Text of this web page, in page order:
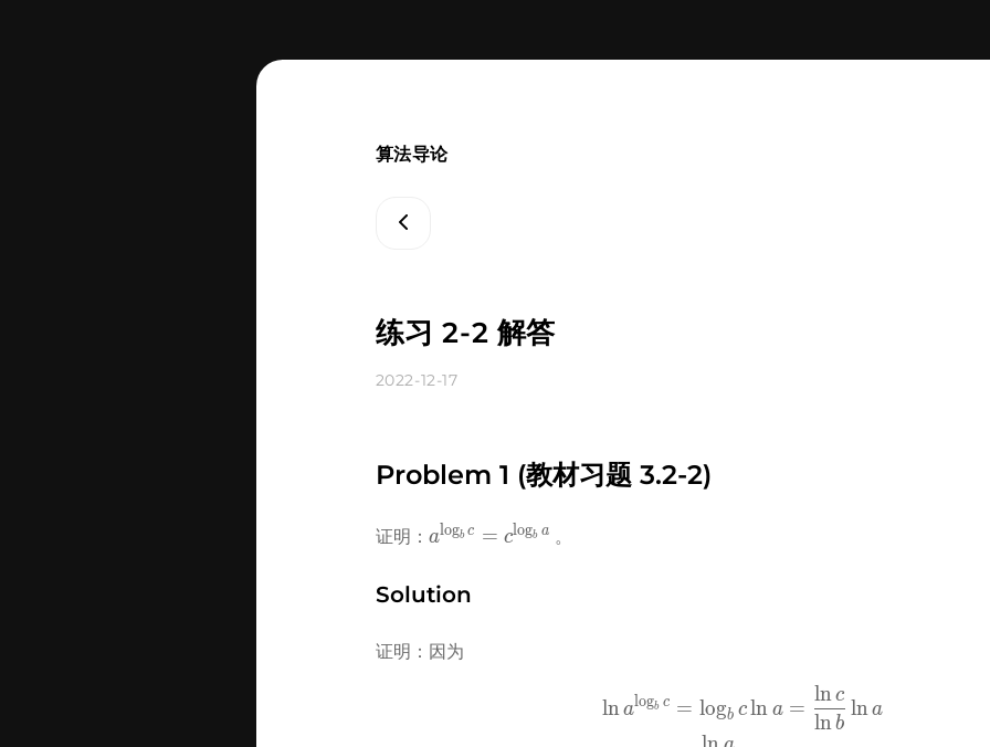
算法导论
练习 2-2 解答
2022-12-17
Problem 1 (教材习题 3.2-2)
证明： a^{\log_b
c^{\log_b
a}
alogb c = clogb a 。
Solution
证明：因为
\begin{aligned}
\ln{a^{\log_b c}} & =
lnalogb c = logb cln a =
lnb
lnc
lna